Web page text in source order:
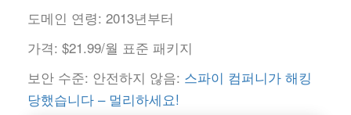
도메인 연령: 2013년부터
가격: $21.99/월 표준 패키지
보안 수준: 안전하지 않음: 스파이 컴퍼니가 해킹
당했습니다 – 멀리하세요!